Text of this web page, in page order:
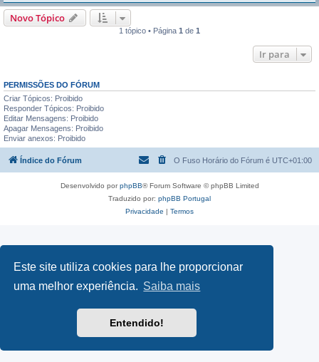
Este site utiliza cookies para lhe proporcionar
uma melhor experiência. Saiba mais
Entendido!
Novo Tópico
1 tópico • Página 1 de 1
Ir para
PERMISSÕES DO FÓRUM
Criar Tópicos: Proibido
Responder Tópicos: Proibido
Editar Mensagens: Proibido
Apagar Mensagens: Proibido
Enviar anexos: Proibido
Índice do Fórum O Fuso Horário do Fórum é UTC+01:00
Desenvolvido porphpBB® Forum Software © phpBB Limited
Traduzido por: phpBB Portugal
Privacidade | Termos